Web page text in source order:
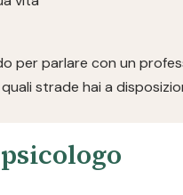
per parlare con un
strade hai a